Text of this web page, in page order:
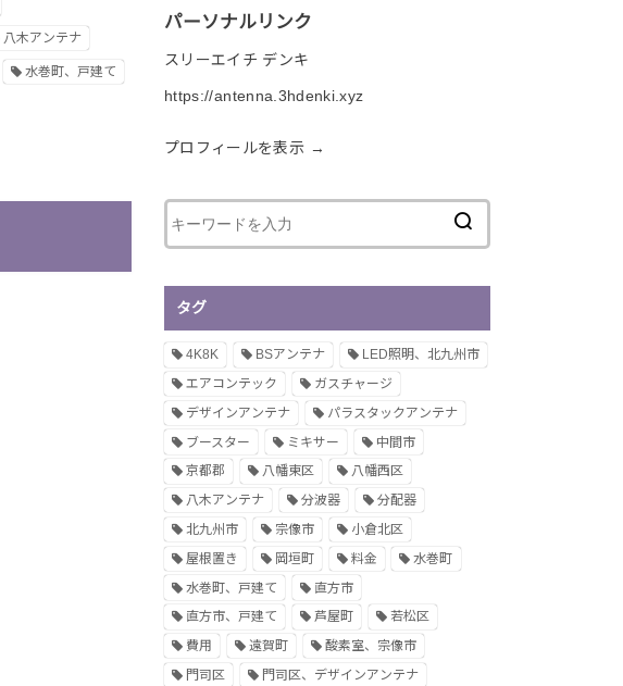
八木アンテナ
水巻町、戸建て
パーソナルリンク
スリーエイチ デンキ
https://antenna.3hdenki.xyz
プロフィールを表示 →
タグ
4K8K BSアンテナ
LED照明、北九州市
エアコンテック
ガスチャージ
デザインアンテナ
パラスタックアンテナ
ブースター
ミキサー
中間市
京都郡
八幡東区
八幡西区
八木アンテナ
分波器
分配器
北九州市
宗像市
小倉北区
屋根置き
岡垣町 料金
水巻町
水巻町、戸建て
直方市
直方市、戸建て
芦屋町
若松区
費用
遠賀町
酸素室、宗像市
門司区
門司区、デザインアンテナ